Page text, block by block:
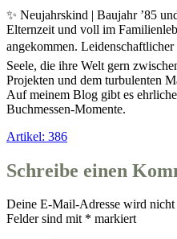
✨ Neujahrskind | Baujahr ’85
Elternzeit und voll im
angekommen.
Seele, die ihre Welt gern
Projekten und dem turbulenten
Auf meinem Blog gibt es
Buchmessen-Momente.
Artikel: 386
Schreibe einen
Deine E-Mail-Adresse wird
Felder sind mit * markiert